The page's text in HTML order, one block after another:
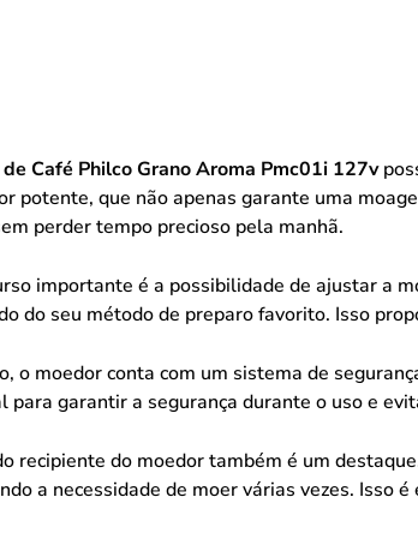
Café Philco Grano Aroma Pmc01i 127v
potente, que não apenas garante uma
perder tempo precioso pela manhã.
importante é a possibilidade de ajustar a
do seu método de preparo favorito. Isso
o moedor conta com um sistema de
para garantir a segurança durante o uso e
recipiente do moedor também é um
a necessidade de moer várias vezes. Isso